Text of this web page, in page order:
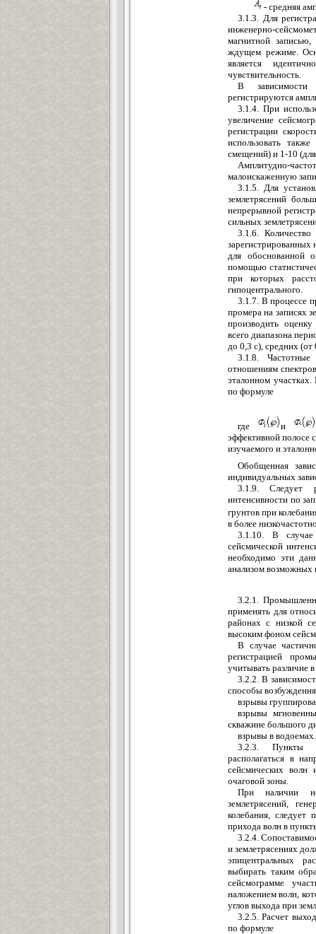
- средняя
3.1.3. Для
инженерно-
магнитной
ждущем режиме.
является
чувствительность.
В зависимости
регистрируются
3.1.4. При
увеличение
регистрации
использовать
смещений) и 1-10
Амплитудно-
малоискаженную
3.1.5. Для
землетрясений
непрерывной
сильных
3.1.6. Количество
для обоснованной
помощью
при которых
гипоцентрального.
3.1.7. В процессе
промера на записях
производить
всего диапазона
до 0,3 с), средних
3.1.8. Частотные
отношениям
эталонном
по формуле
где
и
эффективной полосе
изучаемого и
Обобщенная
индивидуальных
3.1.9. Следует
интенсивности по
грунтов при
в более
3.1.10. В случае
сейсмической
необходимо эти
анализом возможных
3.2.1.
применять для
районах с низкой
высоким фоном
В случае
регистрацией
учитывать различие
3.2.2. В
способы
взрывы
взрывы
скважине большого
взрывы в водоемах.
3.2.3. Пункты
располагаться в
сейсмических волн
очаговой зоны.
При наличии
землетрясений,
колебания, следует
прихода волн в
3.2.4.
и землетрясениях
эпицентральных
выбирать таким
сейсмограмме
наложением волн,
углов выхода при
3 .2.5.Расчет
по формуле